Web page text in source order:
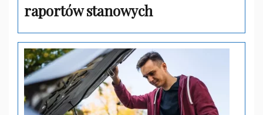
raportów stanowych